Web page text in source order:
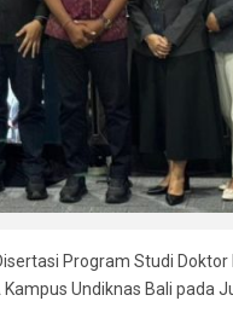
Program Studi
Undiknas Bali pada